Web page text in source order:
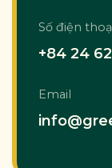
Số điện
+84 24
Email